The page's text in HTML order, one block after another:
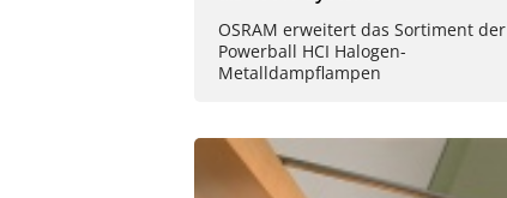
OSRAM erweitert das Sortiment der
Powerball HCI Halogen-
Metalldampflampen